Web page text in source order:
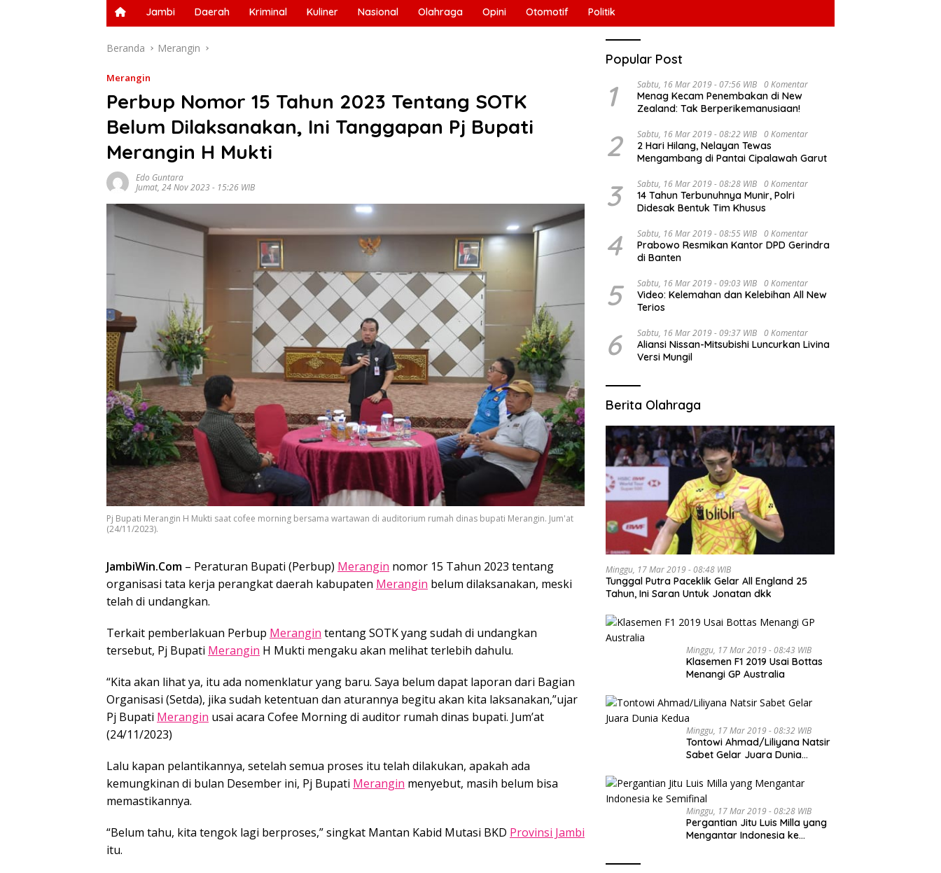
Jambi Daerah Kriminal Kuliner Nasional Olahraga Opini Otomotif Politik
Beranda Merangin
Merangin
Perbup Nomor 15 Tahun 2023 Tentang SOTK
Belum Dilaksanakan, Ini Tanggapan Pj Bupati
Merangin H Mukti
Edo Guntara
Jumat, 24 Nov 2023 - 15:26 WIB
Pj Bupati Merangin H Mukti saat cofee morning bersama wartawan di auditorium rumah dinas bupati Merangin. Jum'at
(24/11/2023).
JambiWin.Com – Peraturan Bupati (Perbup) Merangin nomor 15 Tahun 2023 tentang
organisasi tata kerja perangkat daerah kabupaten Merangin belum dilaksanakan, meski
telah di undangkan.
Terkait pemberlakuan Perbup Merangin tentang SOTK yang sudah di undangkan
tersebut, Pj Bupati Merangin H Mukti mengaku akan melihat terlebih dahulu.
“Kita akan lihat ya, itu ada nomenklatur yang baru. Saya belum dapat laporan dari Bagian
Organisasi (Setda), jika sudah ketentuan dan aturannya begitu akan kita laksanakan,”ujar
Pj Bupati Merangin usai acara Cofee Morning di auditor rumah dinas bupati. Jum’at
(24/11/2023)
Lalu kapan pelantikannya, setelah semua proses itu telah dilakukan, apakah ada
kemungkinan di bulan Desember ini, Pj Bupati Merangin menyebut, masih belum bisa
memastikannya.
“Belum tahu, kita tengok lagi berproses,” singkat Mantan Kabid Mutasi BKD Provinsi Jambi
itu.
Popular Post
1 Sabtu, 16 Mar 2019 - 07:56 WIB 0 Komentar
Menag Kecam Penembakan di New
Zealand: Tak Berperikemanusiaan!
2 Sabtu, 16 Mar 2019 - 08:22 WIB 0 Komentar
2 Hari Hilang, Nelayan Tewas
Mengambang di Pantai Cipalawah Garut
3 Sabtu, 16 Mar 2019 - 08:28 WIB 0 Komentar
14 Tahun Terbunuhnya Munir, Polri
Didesak Bentuk Tim Khusus
4 Sabtu, 16 Mar 2019 - 08:55 WIB 0 Komentar
Prabowo Resmikan Kantor DPD Gerindra
di Banten
5 Sabtu, 16 Mar 2019 - 09:03 WIB 0 Komentar
Video: Kelemahan dan Kelebihan All New
Terios
6 Sabtu, 16 Mar 2019 - 09:37 WIB 0 Komentar
Aliansi Nissan-Mitsubishi Luncurkan Livina
Versi Mungil
Berita Olahraga
Minggu, 17 Mar 2019 - 08:48 WIB
Tunggal Putra Paceklik Gelar All England 25
Tahun, Ini Saran Untuk Jonatan dkk
Minggu, 17 Mar 2019 - 08:43 WIB
Klasemen F1 2019 Usai Bottas
Menangi GP Australia
Minggu, 17 Mar 2019 - 08:32 WIB
Tontowi Ahmad/Liliyana Natsir
Sabet Gelar Juara Dunia
Minggu, 17 Mar 2019 - 08:28 WIB
Pergantian Jitu Luis Milla yang
Mengantar Indonesia ke